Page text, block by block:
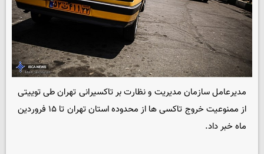
مدیرعامل سازمان مدیریت و نظارت بر تاکسیرانی تهران طی توییتی
از ممنوعیت خروج تاکسی ها از محدوده استان تهران تا ۱۵ فروردین
ماه خبر داد.